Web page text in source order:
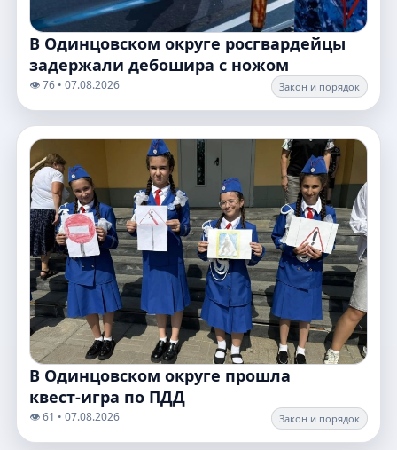
В Одинцовском округе росгвардейцы
задержали дебошира с ножом
👁️ 76 • 07.08.2026 Закон и порядок
В Одинцовском округе прошла
квест‑игра по ПДД
👁️ 61 • 07.08.2026 Закон и порядок